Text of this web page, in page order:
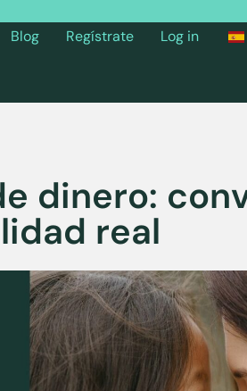
Blog Regístrate Log in
dinero:
real